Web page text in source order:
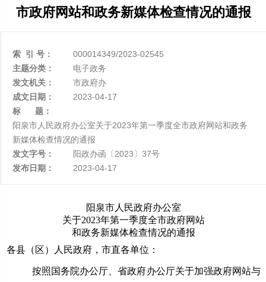
市政府网站和政务新媒体检查情况的通报
索 引 号：
000014349/2023-02545
主题分类：
电子政务
发文机关：
市政府办
成文日期：
2023-04-17
标 题：
阳泉市人民政府办公室关于2023年第一季度全市政府网站和政务
新媒体检查情况的通报
发文字号：
阳政办函〔2023〕37号
发布日期：
2023-04-17
阳泉市人民政府办公室
关于2023年第一季度全市政府网站
和政务新媒体检查情况的通报
各县（区）人民政府，市直各单位：
按照国务院办公厅、省政府办公厅关于加强政府网站与